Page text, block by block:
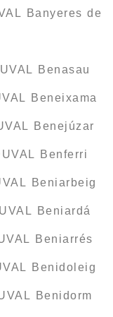
Banyeres de
Benasau
Beneixama
Benejúzar
Benferri
Beniarbeig
Beniardá
Beniarrés
Benidoleig
Benidorm